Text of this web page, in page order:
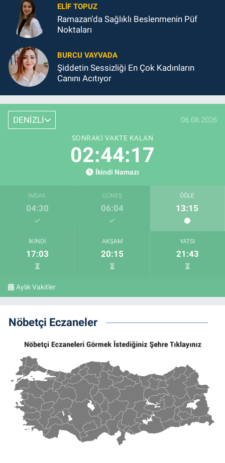
ELIF TOPUZ
Ramazan’da Sağlıklı Beslenmenin Püf
Noktaları
BURCU VAYVADA
Şiddetin Sessizliği En Çok Kadınların
Canını Acıtıyor
DENİZLİ 06.08.2026
SONRAKI VAKTE KALAN
02:44:16
İkindi Namazı
İMSAK
04:30
GÜNEŞ
06:04
ÖĞLE
13:15
İKINDI
17:03
AKŞAM
20:15
YATSI
21:43
Aylık Vakitler
Nöbetçi Eczaneler